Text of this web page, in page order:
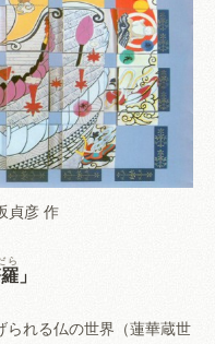
貞彦 作
ら
」
られる仏の世界（蓮華蔵世